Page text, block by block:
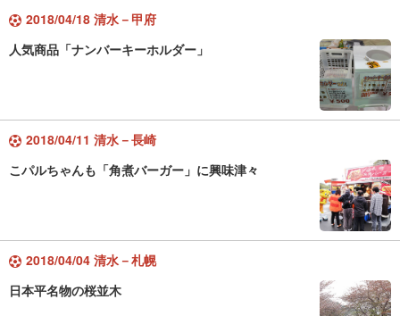
2018/04/18 清水－甲府
人気商品「ナンバーキーホルダー」
2018/04/11 清水－長崎
こパルちゃんも「角煮バーガー」に興味津々
2018/04/04 清水－札幌
日本平名物の桜並木